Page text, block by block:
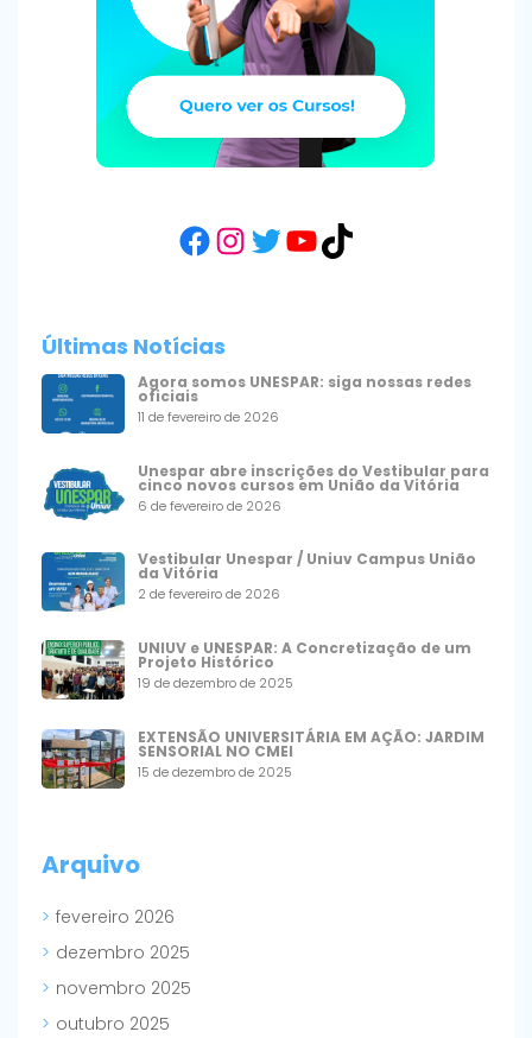
Facebook
Instagram
Twitter
YouTube
TikTok
Últimas Notícias
Agora somos UNESPAR: siga nossas redes
oficiais
11 de fevereiro de 2026
Unespar abre inscrições do Vestibular para
cinco novos cursos em União da Vitória
6 de fevereiro de 2026
Vestibular Unespar / Uniuv Campus União
da Vitória
2 de fevereiro de 2026
UNIUV e UNESPAR: A Concretização de um
Projeto Histórico
19 de dezembro de 2025
EXTENSÃO UNIVERSITÁRIA EM AÇÃO: JARDIM
SENSORIAL NO CMEI
15 de dezembro de 2025
Arquivo
fevereiro 2026
dezembro 2025
novembro 2025
outubro 2025